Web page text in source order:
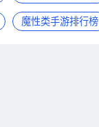
魔性类手游排行榜